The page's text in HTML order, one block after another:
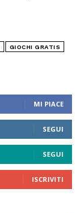
MI PIACE
SEGUI
SEGUI
ISCRIVITI
GIOCHI GRATIS